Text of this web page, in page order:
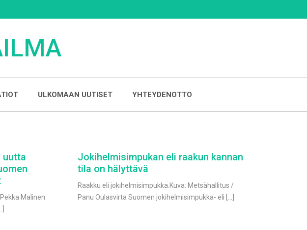
ULKOMAAN UUTISET YHTEYDENOTTO
uutta
Malinen
Jokihelmisimpukan eli raakun kannan
tila on hälyttävä
Raakku eli jokihelmisimpukka.Kuva: Metsähallitus /
Panu Oulasvirta Suomen jokihelmisimpukka- eli […]